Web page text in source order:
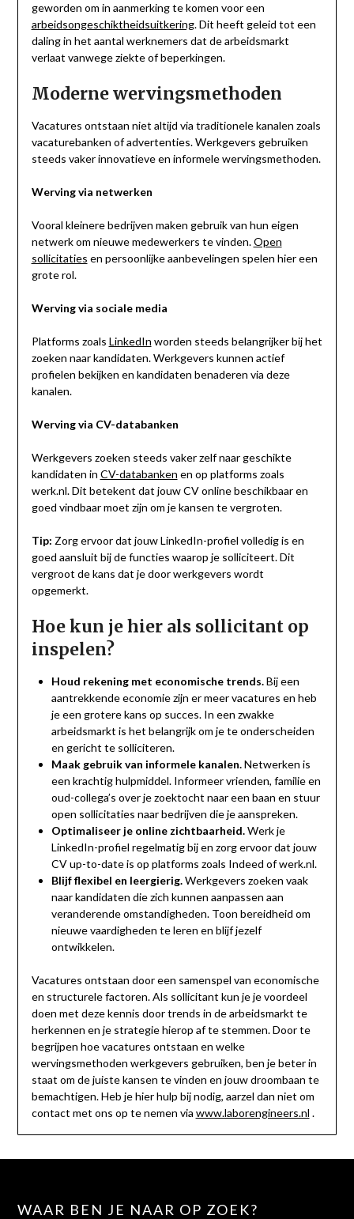
geworden om in aanmerking te komen voor een
arbeidsongeschiktheidsuitkering. Dit heeft geleid tot een
daling in het aantal werknemers dat de arbeidsmarkt
verlaat vanwege ziekte of beperkingen.
Moderne wervingsmethoden
Vacatures ontstaan niet altijd via traditionele kanalen zoals
vacaturebanken of advertenties. Werkgevers gebruiken
steeds vaker innovatieve en informele wervingsmethoden.
Werving via netwerken
Vooral kleinere bedrijven maken gebruik van hun eigen
netwerk om nieuwe medewerkers te vinden.Open
sollicitaties en persoonlijke aanbevelingen spelen hier een
grote rol.
Werving via sociale media
Platforms zoals LinkedIn worden steeds belangrijker bij het
zoeken naar kandidaten. Werkgevers kunnen actief
profielen bekijken en kandidaten benaderen via deze
kanalen.
Werving via CV-databanken
Werkgevers zoeken steeds vaker zelf naar geschikte
kandidaten in CV-databanken en op platforms zoals
werk.nl. Dit betekent dat jouw CV online beschikbaar en
goed vindbaar moet zijn om je kansen te vergroten.
Tip: Zorg ervoor dat jouw LinkedIn-profiel volledig is en
goed aansluit bij de functies waarop je solliciteert. Dit
vergroot de kans dat je door werkgevers wordt
opgemerkt.
Hoe kun je hier als sollicitant op
inspelen?
Houd rekening met economische trends.Bij een
aantrekkende economie zijn er meer vacatures en heb
je een grotere kans op succes. In een zwakke
arbeidsmarkt is het belangrijk om je te onderscheiden
en gericht te solliciteren.
Maak gebruik van informele kanalen.Netwerken is
een krachtig hulpmiddel. Informeer vrienden, familie en
oud-collega’s over je zoektocht naar een baan en stuur
open sollicitaties naar bedrijven die je aanspreken.
Optimaliseer je online zichtbaarheid.Werk je
LinkedIn-profiel regelmatig bij en zorg ervoor dat jouw
CV up-to-date is op platforms zoals Indeed of werk.nl.
Blijf flexibel en leergierig.Werkgevers zoeken vaak
naar kandidaten die zich kunnen aanpassen aan
veranderende omstandigheden. Toon bereidheid om
nieuwe vaardigheden te leren en blijf jezelf
ontwikkelen.
Vacatures ontstaan door een samenspel van economische
en structurele factoren. Als sollicitant kun je je voordeel
doen met deze kennis door trends in de arbeidsmarkt te
herkennen en je strategie hierop af te stemmen. Door te
begrijpen hoe vacatures ontstaan en welke
wervingsmethoden werkgevers gebruiken, ben je beter in
staat om de juiste kansen te vinden en jouw droombaan te
bemachtigen. Heb je hier hulp bij nodig, aarzel dan niet om
contact met ons op te nemen via www.laborengineers.nl .
WAAR BEN JE NAAR OP ZOEK?